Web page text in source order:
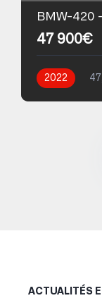
BMW-420
47 900€
2022
ACTUALITÉS